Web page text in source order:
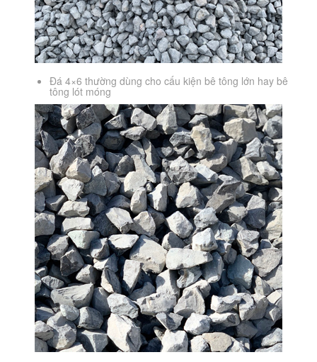
Đá 4×6 thường dùng cho cấu kiện bê tông lớn hay bê
tông lót móng